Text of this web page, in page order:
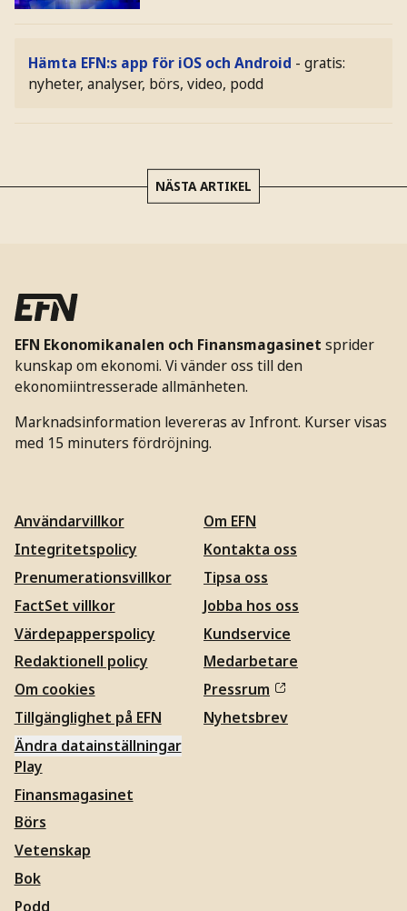
Hämta EFN:s app för iOS och Android - gratis:
nyheter, analyser, börs, video, podd
NÄSTA ARTIKEL
EFN Ekonomikanalen och Finansmagasinet sprider
kunskap om ekonomi. Vi vänder oss till den
ekonomiintresserade allmänheten.
Marknadsinformation levereras av Infront. Kurser visas
med 15 minuters fördröjning.
Användarvillkor
Integritetspolicy
Prenumerationsvillkor
FactSet villkor
Värdepapperspolicy
Redaktionell policy
Om cookies
Tillgänglighet på EFN
Ändra datainställningar
Om EFN
Kontakta oss
Tipsa oss
Jobba hos oss
Kundservice
Medarbetare
Pressrum
Nyhetsbrev
Play
Finansmagasinet
Börs
Vetenskap
Bok
Podd